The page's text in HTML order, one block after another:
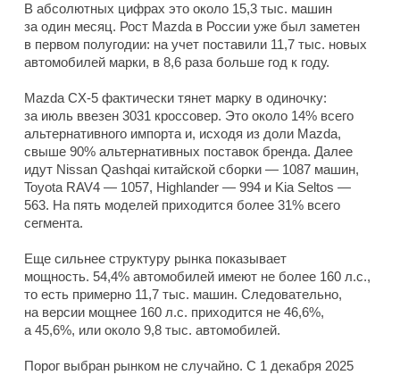
В абсолютных цифрах это около 15,3 тыс. машин
за один месяц. Рост Mazda в России уже был заметен
в первом полугодии: на учет поставили 11,7 тыс. новых
автомобилей марки, в 8,6 раза больше год к году.
Mazda CX-5 фактически тянет марку в одиночку:
за июль ввезен 3031 кроссовер. Это около 14% всего
альтернативного импорта и, исходя из доли Mazda,
свыше 90% альтернативных поставок бренда. Далее
идут Nissan Qashqai китайской сборки — 1087 машин,
Toyota RAV4 — 1057, Highlander — 994 и Kia Seltos —
563. На пять моделей приходится более 31% всего
сегмента.
Еще сильнее структуру рынка показывает
мощность. 54,4% автомобилей имеют не более 160 л.с.,
то есть примерно 11,7 тыс. машин. Следовательно,
на версии мощнее 160 л.с. приходится не 46,6%,
а 45,6%, или около 9,8 тыс. автомобилей.
Порог выбран рынком не случайно. С 1 декабря 2025